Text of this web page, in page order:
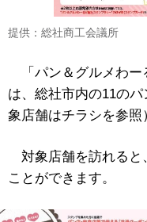
提供：総社商工会議所
「パン＆グルメわー
は、総社市内の11の
象店舗はチラシを参照
対象店舗を訪れると
ことができます。